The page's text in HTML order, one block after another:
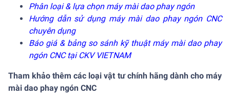
Phân loại & lựa chọn máy mài dao phay ngón
Hướng dẫn sử dụng máy mài dao phay ngón CNC
chuyên dụng
Báo giá & bảng so sánh kỹ thuật máy mài dao phay
ngón CNC tại CKV VIETNAM
Tham khảo thêm các loại vật tư chính hãng dành cho máy
mài dao phay ngón CNC